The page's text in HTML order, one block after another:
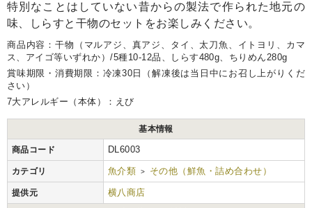
特別なことはしていない昔からの製法で作られた地元の
味、しらすと干物のセットをお楽しみください。
商品内容：干物（マルアジ、真アジ、タイ、太刀魚、イトヨリ、カマ
ス、アイゴ等いずれか）/5種10-12品、しらす480g、ちりめん280g
賞味期限・消費期限：冷凍30日（解凍後は当日中にお召し上がりくだ
さい）
7大アレルギー（本体）：えび
基本情報
商品コード DL6003
カテゴリ 魚介類 > その他（鮮魚・詰め合わせ）
提供元 横八商店